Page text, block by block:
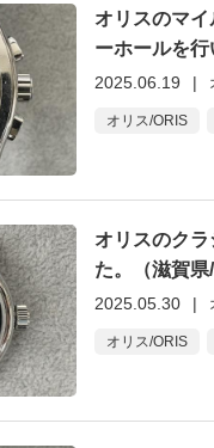
オリスのマ
ーホールを行
2025.06.19 |
オリス/ORIS
オリスのク
た。（滋賀県/
2025.05.30 |
オリス/ORIS